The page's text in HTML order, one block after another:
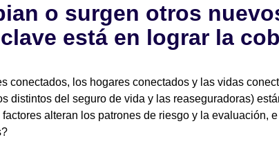
o surgen otros
está en lograr la
conectados, los hogares conectados y las vidas
distintos del seguro de vida y las reaseguradoras)
alteran los patrones de riesgo y la evaluación,